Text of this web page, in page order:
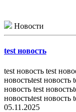
Новости
test новость
test новость test
новостьtest новость
новость test
новостьtest новость
05.11.2025